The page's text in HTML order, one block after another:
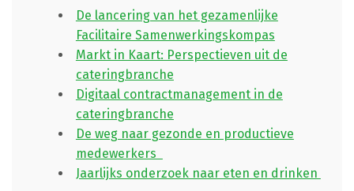
De lancering van het gezamenlijke
Facilitaire Samenwerkingskompas
Markt in Kaart: Perspectieven uit de
cateringbranche
Digitaal contractmanagement in de
cateringbranche
De weg naar gezonde en productieve
medewerkers
Jaarlijks onderzoek naar eten en drinken